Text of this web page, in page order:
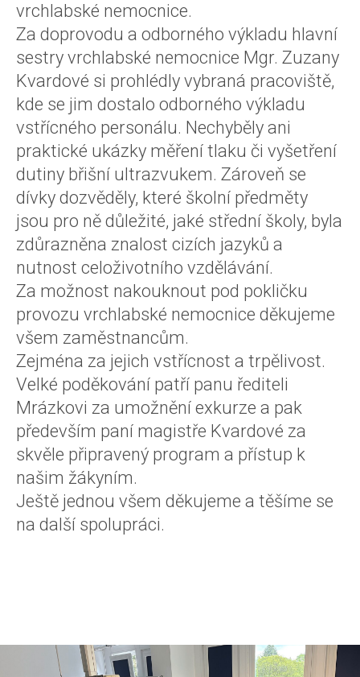
vrchlabské nemocnice.
Za doprovodu a odborného výkladu hlavní
sestry vrchlabské nemocnice Mgr. Zuzany
Kvardové si prohlédly vybraná pracoviště,
kde se jim dostalo odborného výkladu
vstřícného personálu. Nechyběly ani
praktické ukázky měření tlaku či vyšetření
dutiny břišní ultrazvukem. Zároveň se
dívky dozvěděly, které školní předměty
jsou pro ně důležité, jaké střední školy, byla
zdůrazněna znalost cizích jazyků a
nutnost celoživotního vzdělávání.
Za možnost nakouknout pod pokličku
provozu vrchlabské nemocnice děkujeme
všem zaměstnancům.
Zejména za jejich vstřícnost a trpělivost.
Velké poděkování patří panu řediteli
Mrázkovi za umožnění exkurze a pak
především paní magistře Kvardové za
skvěle připravený program a přístup k
našim žákyním.
Ještě jednou všem děkujeme a těšíme se
na další spolupráci.